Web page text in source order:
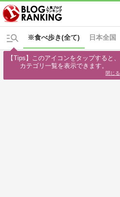
※食べ歩き(全て) 日本全国
【Tips】このアイコンをタップすると、
カテゴリ一覧を表示できます。
閉じる